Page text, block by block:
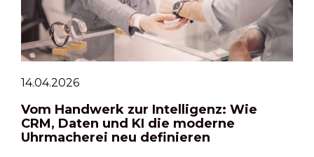
14.04.2026
Vom Handwerk zur Intelligenz: Wie
CRM, Daten und KI die moderne
Uhrmacherei neu definieren